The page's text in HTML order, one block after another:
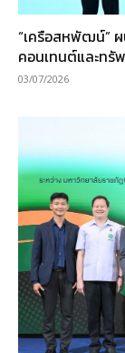
“เครือสหพัฒน์”
คอนเทนต์และท
03/07/2026